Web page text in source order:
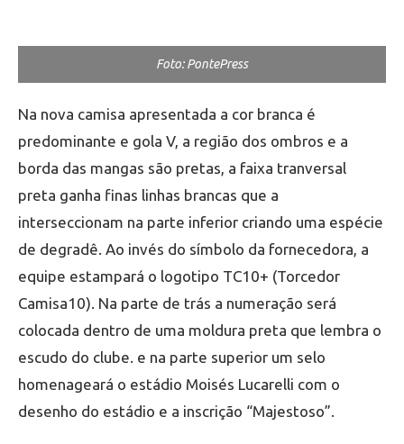
Foto: PontePress
Na nova camisa apresentada a cor branca é
predominante e gola V, a região dos ombros e a
borda das mangas são pretas, a faixa tranversal
preta ganha finas linhas brancas que a
interseccionam na parte inferior criando uma espécie
de degradê. Ao invés do símbolo da fornecedora, a
equipe estampará o logotipo TC10+ (Torcedor
Camisa10). Na parte de trás a numeração será
colocada dentro de uma moldura preta que lembra o
escudo do clube. e na parte superior um selo
homenageará o estádio Moisés Lucarelli com o
desenho do estádio e a inscrição “Majestoso”.